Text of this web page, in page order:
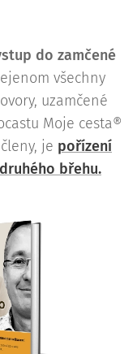
do zamčené
všechny
uzamčené
Moje cesta®
je pořízení
břehu.